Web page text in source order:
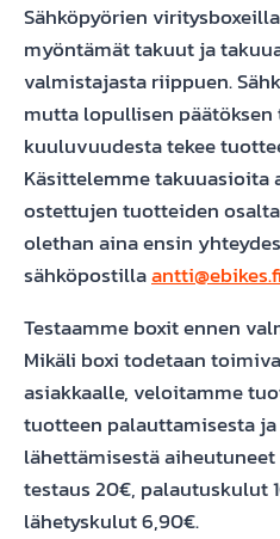
Sähköpyörien
myöntämät takuut ja
valmistajasta riippuen.
mutta lopullisen
kuuluvuudesta tekee
Käsittelemme takuuasioita
ostettujen tuotteiden
olethan aina ensin
sähköpostilla
Testaamme boxit ennen
Mikäli boxi todetaan
asiakkaalle, veloitamme
tuotteen palauttamisesta
lähettämisestä
testaus 20€, palautuskulut
lähetyskulut 6,90€.